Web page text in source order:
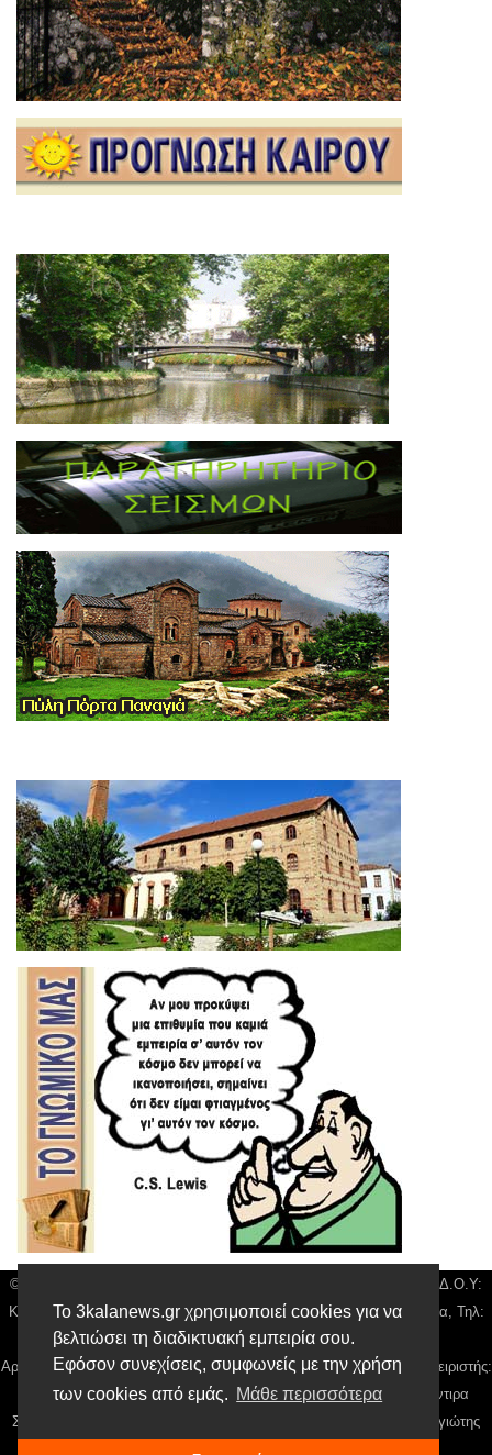
Το 3kalanews.gr χρησιμοποιεί cookies για να
βελτιώσει τη διαδικτυακή εμπειρία σου.
Εφόσον συνεχίσεις, συμφωνείς με την χρήση
των cookies από εμάς. Μάθε περισσότερα
© 3kala News | Διακριτικός Τίτλος: Orion Media, ΑΦΜ: 043750542, Δ.Ο.Υ:
Καρδίτσας, Υπο/μα Τρικάλων, Δ/νση: Τιουσόν 31 τ.κ 42132 Τρίκαλα, Τηλ:
24310 63300, email: news@3kalanews.gr
Αρ. Γεμή: 018804431000, Νόμιμος Εκπρόσωπος, Ιδιοκτήτης και Διαχειριστής:
Παναγιώτης Φιλίππου, Διευθύντρια: Γιαννουσά Βασιλική, Διευθύντιρα
Σύνταξης: Μπαλαμπάνη Βασιλική. Δικαιούχος domain name Παναγιώτης
Φιλίππου